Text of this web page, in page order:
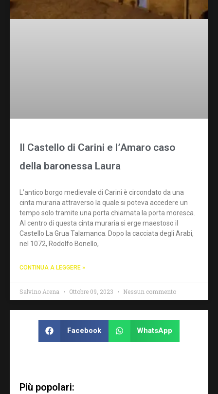
Il Castello di Carini e l’Amaro caso
della baronessa Laura
L’antico borgo medievale di Carini è circondato da una
cinta muraria attraverso la quale si poteva accedere un
tempo solo tramite una porta chiamata la porta moresca.
Al centro di questa cinta muraria si erge maestoso il
Castello La Grua Talamanca. Dopo la cacciata degli Arabi,
nel 1072, Rodolfo Bonello,
CONTINUA A LEGGERE »
Salvino Arena Ottobre 09, 2023 Nessun commento
Facebook WhatsApp
Più popolari: